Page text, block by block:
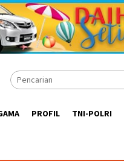
PROFIL TNI-POLRI